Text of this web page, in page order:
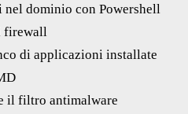
dominio con Powershell
firewall
di applicazioni installate
il filtro antimalware